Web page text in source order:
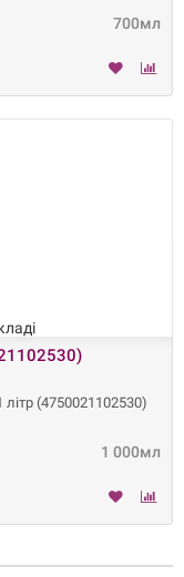
700мл
(4750021102530)
1 000мл